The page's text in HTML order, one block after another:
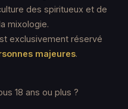
des spiritueux et de
mixologie.
exclusivement réservé
majeures.
18 ans ou plus ?
★★☆ Intermédiaire